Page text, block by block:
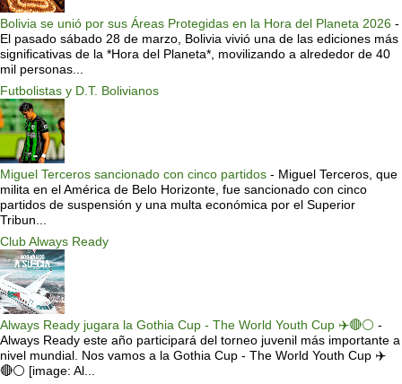
Bolivia se unió por sus Áreas Protegidas en la Hora del Planeta 2026 -
El pasado sábado 28 de marzo, Bolivia vivió una de las ediciones más
significativas de la *Hora del Planeta*, movilizando a alrededor de 40
mil personas...
Futbolistas y D.T. Bolivianos
Miguel Terceros sancionado con cinco partidos - Miguel Terceros, que
milita en el América de Belo Horizonte, fue sancionado con cinco
partidos de suspensión y una multa económica por el Superior
Tribun...
Club Always Ready
Always Ready jugara la Gothia Cup - The World Youth Cup ✈️🔴⚪️ -
Always Ready este año participará del torneo juvenil más importante a
nivel mundial. Nos vamos a la Gothia Cup - The World Youth Cup ✈️
🔴⚪️ [image: Al...